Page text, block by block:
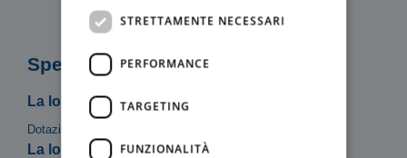
Specifiche
La locazione del mezzo include:
Dotazioni di sicurezza, Tendalino, Scaletta, Doccetta
La locazione del mezzo non include:
STRETTAMENTE NECESSARI
PERFORMANCE
TARGETING
FUNZIONALITÀ